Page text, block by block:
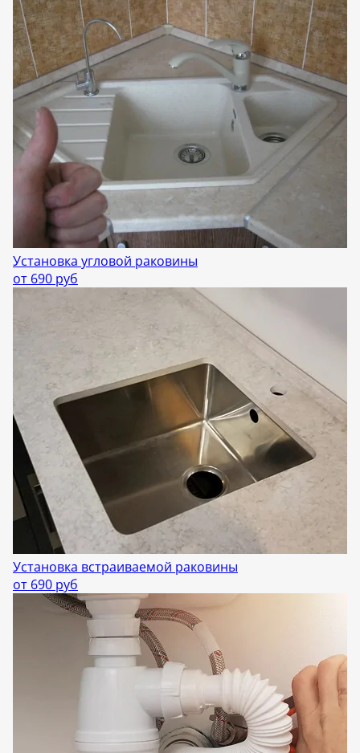
Установка угловой раковины
от 690 руб
Установка встраиваемой раковины
от 690 руб